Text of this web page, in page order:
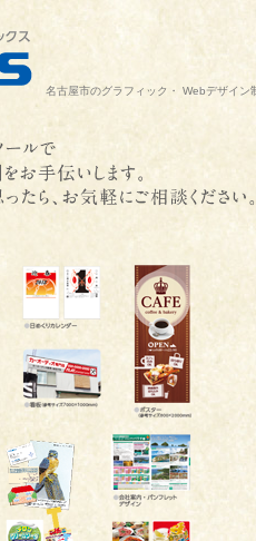
名古屋市のグラフィック・ Webデザイン